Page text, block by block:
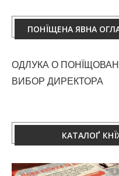
ПОНЇЩЕНА ЯВНА
ОДЛУКА О
ВИБОР ДИРЕКТОРА
КАТАЛОҐ